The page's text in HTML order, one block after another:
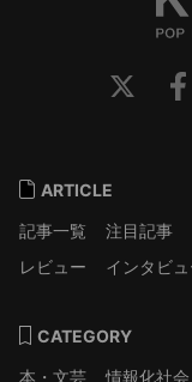
ARTICLE
記事一覧
注目記事
レビュー
インタビ
CATEGORY
本・文芸
情報化社会